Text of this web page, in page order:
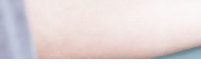
A TKTX KENŐCSÖK KÖZÜL